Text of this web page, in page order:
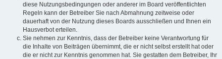
diese Nutzungsbedingungen oder anderer im Board veröffentlichten
Regeln kann der Betreiber Sie nach Abmahnung zeitweise oder
dauerhaft von der Nutzung dieses Boards ausschließen und Ihnen ein
Hausverbot erteilen.
Sie nehmen zur Kenntnis, dass der Betreiber keine Verantwortung für
die Inhalte von Beiträgen übernimmt, die er nicht selbst erstellt hat oder
die er nicht zur Kenntnis genommen hat. Sie gestatten dem Betreiber, Ihr